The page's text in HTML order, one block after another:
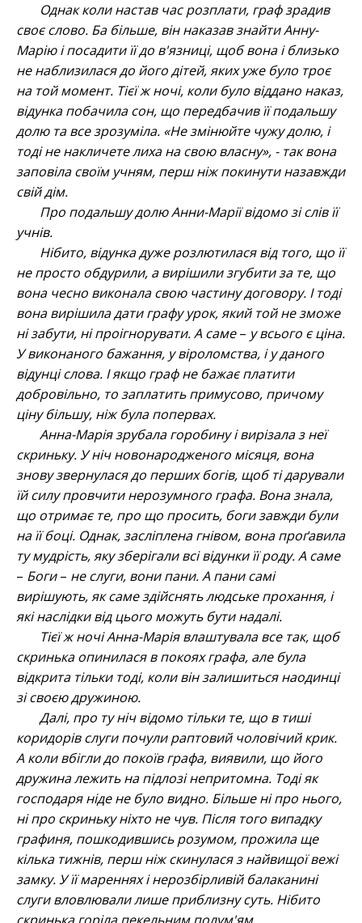
Однак коли настав час розплати, граф зрадив
своє слово. Ба більше, він наказав знайти Анну-
Марію і посадити її до в'язниці, щоб вона і близько
не наблизилася до його дітей, яких уже було троє
на той момент. Тієї ж ночі, коли було віддано наказ,
відунка побачила сон, що передбачив її подальшу
долю та все зрозуміла. «Не змінюйте чужу долю, і
тоді не накличете лиха на свою власну», - так вона
заповіла своїм учням, перш ніж покинути назавжди
свій дім.
Про подальшу долю Анни-Марії відомо зі слів її
учнів.
Нібито, відунка дуже розлютилася від того, що її
не просто обдурили, а вирішили згубити за те, що
вона чесно виконала свою частину договору. І тоді
вона вирішила дати графу урок, який той не зможе
ні забути, ні проігнорувати. А саме– у всього є ціна.
У виконаного бажання, у віроломства, і у даного
відунці слова. І якщо граф не бажає платити
добровільно, то заплатить примусово, причому
ціну більшу, ніж була попервах.
Анна-Марія зрубала горобину і вирізала з неї
скриньку. У ніч новонародженого місяця, вона
знову звернулася до перших богів, щоб ті дарували
їй силу провчити нерозумного графа. Вона знала,
що отримає те, про що просить, боги завжди були
на її боці. Однак, засліплена гнівом, вона проґавила
ту мудрість, яку зберігали всі відунки її роду. А саме
– Боги– не слуги, вони пани. А пани самі
вирішують, як саме здійснять людське прохання, і
які наслідки від цього можуть бути надалі.
Тієї ж ночі Анна-Марія влаштувала все так, щоб
скринька опинилася в покоях графа, але була
відкрита тільки тоді, коли він залишиться наодинці
зі своєю дружиною.
Далі, про ту ніч відомо тільки те, що в тиші
коридорів слуги почули раптовий чоловічий крик.
А коли вбігли до покоїв графа, виявили, що його
дружина лежить на підлозі непритомна. Тоді як
господаря ніде не було видно. Більше ні про нього,
ні про скриньку ніхто не чув. Після того випадку
графиня, пошкодившись розумом, прожила ще
кілька тижнів, перш ніж скинулася з найвищої вежі
замку. У її мареннях і нерозбірливій балаканині
слуги вловлювали лише приблизну суть. Нібито